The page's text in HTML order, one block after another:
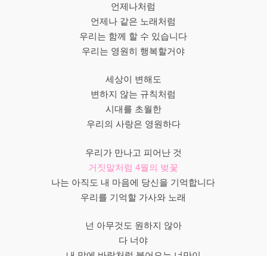
언제나처럼
언제나 같은 노래처럼
우리는 함께 할 수 있습니다
우리는 영원히 행복할거야
세상이 변해도
변하지 않는 규칙처럼
시대를 초월한
우리의 사랑은 영원하다
우리가 만나고 피어난 것
거짓말처럼 4월의 벚꽃
나는 아직도 내 마음에 당신을 기억합니다
우리를 기억할 가사와 노래
넌 아무것도 원하지 않아
다 너야